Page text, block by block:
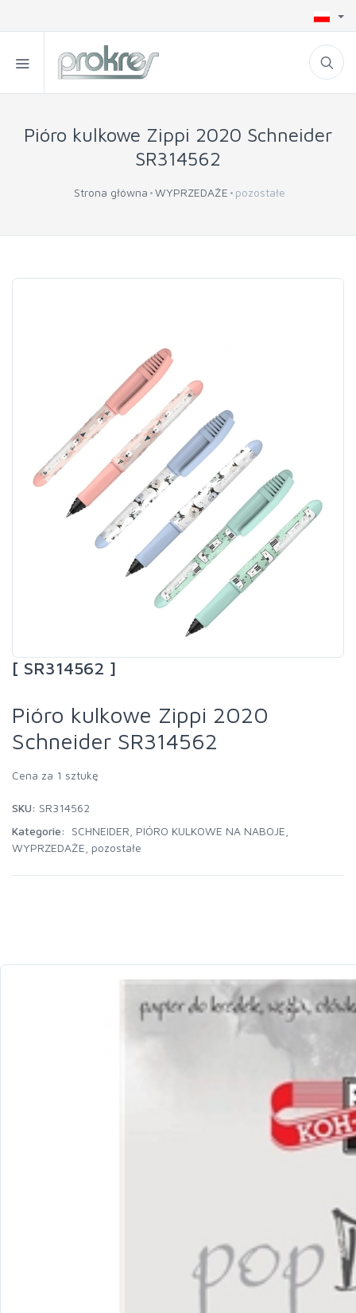
Pióro kulkowe Zippi 2020 Schneider
SR314562
Strona główna WYPRZEDAŻE pozostałe
[ SR314562 ]
Pióro kulkowe Zippi 2020
Schneider SR314562
Cena za 1 sztukę
SKU: SR314562
Kategorie:
SCHNEIDER PIÓRO KULKOWE NA NABOJE
WYPRZEDAŻE pozostałe